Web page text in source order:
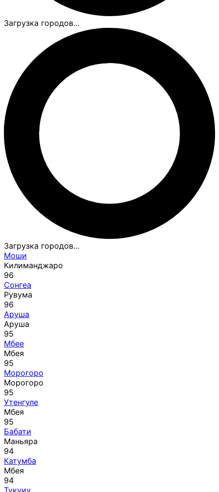
Загрузка городов...
Загрузка городов...
Моши
Килиманджаро
96
Сонгеа
Рувума
96
Аруша
Аруша
95
Мбее
Мбея
95
Морогоро
Морогоро
95
Утенгуле
Мбея
95
Бабати
Маньяра
94
Катумба
Мбея
94
Тукуиу